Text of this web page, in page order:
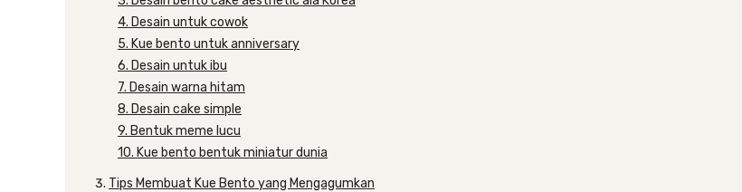
4. Desain untuk cowok
5. Kue bento untuk anniversary
6. Desain untuk ibu
7. Desain warna hitam
8. Desain cake simple
9. Bentuk meme lucu
10. Kue bento bentuk miniatur dunia
Tips Membuat Kue Bento yang Mengagumkan